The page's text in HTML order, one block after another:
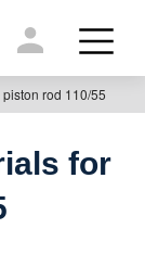
rod 110/55
for